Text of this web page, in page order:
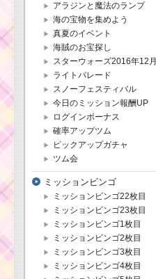
アラジンと魔法のランプ
海の宝物を集めよう
真夏のイベント
海賊のお宝探し
スターウォーズ2016年12月
ライトパレード
スノーフェスティバル
今日のミッション報酬UP
ログインボーナス
確率アップツム
ピックアップガチャ
ツム会
ミッションビンゴ
ミッションビンゴ22枚目
ミッションビンゴ23枚目
ミッションビンゴ1枚目
ミッションビンゴ2枚目
ミッションビンゴ3枚目
ミッションビンゴ4枚目